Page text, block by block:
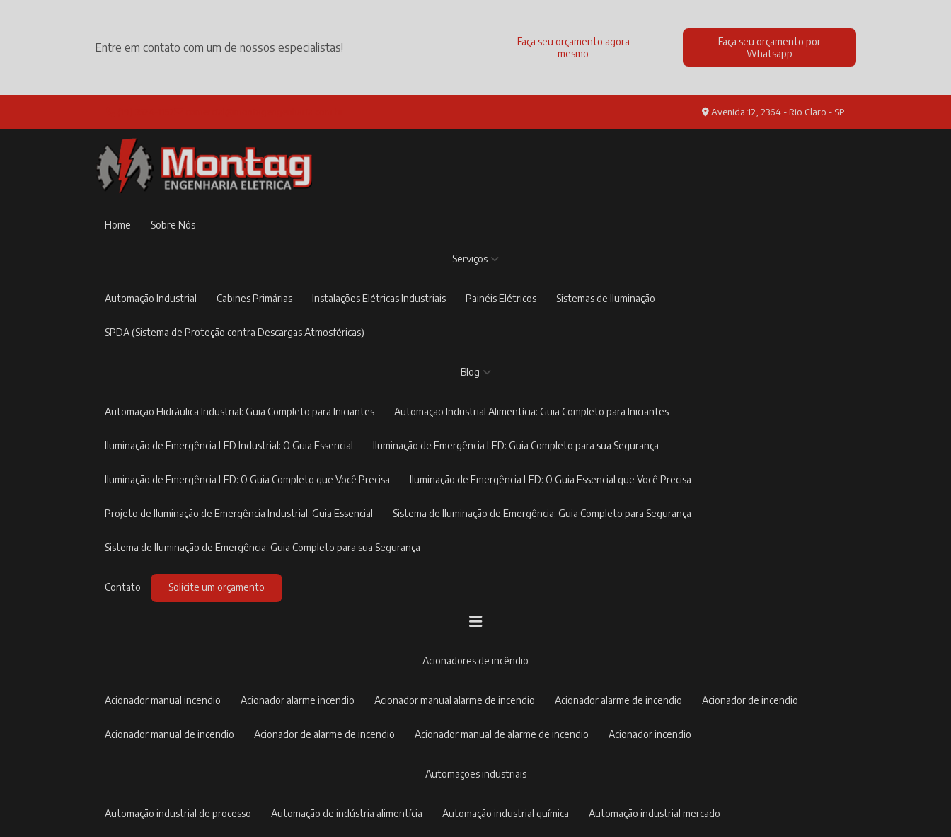
Entre em contato com um de nossos especialistas!
Faça seu orçamento agora
mesmo
Faça seu orçamento por
Whatsapp
Avenida 12, 2364 - Rio Claro - SP
Home Sobre Nós
Serviços
Automação Industrial Cabines Primárias Instalações Elétricas Industriais Painéis Elétricos Sistemas de Iluminação
SPDA (Sistema de Proteção contra Descargas Atmosféricas)
Blog
Automação Hidráulica Industrial: Guia Completo para Iniciantes Automação Industrial Alimentícia: Guia Completo para Iniciantes
Iluminação de Emergência LED Industrial: O Guia Essencial Iluminação de Emergência LED: Guia Completo para sua Segurança
Iluminação de Emergência LED: O Guia Completo que Você Precisa Iluminação de Emergência LED: O Guia Essencial que Você Precisa
Projeto de Iluminação de Emergência Industrial: Guia Essencial Sistema de Iluminação de Emergência: Guia Completo para Segurança
Sistema de Iluminação de Emergência: Guia Completo para sua Segurança
Contato Solicite um orçamento
acionadores de incêndio
acionador manual incendio acionador alarme incendio acionador manual alarme de incendio acionador alarme de incendio acionador de incendio
acionador manual de incendio acionador de alarme de incendio acionador manual de alarme de incendio acionador incendio
automações industriais
automação industrial de processo automação de indústria alimentícia automação industrial química automação industrial mercado